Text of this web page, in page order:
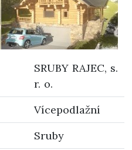
SRUBY RAJEC, s.
r. o.
Vícepodlažní
Sruby